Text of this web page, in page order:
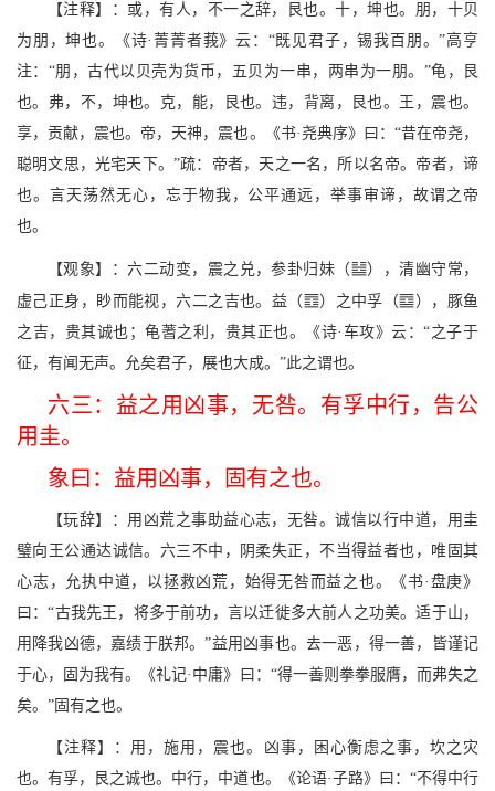
【注释】：或，有人，不一之辞，艮也。十，坤也。朋，十贝
为朋，坤也。《诗·菁菁者莪》云：“既见君子，锡我百朋。”高亨
注：“朋，古代以贝壳为货币，五贝为一串，两串为一朋。”龟，艮
也。弗，不，坤也。克，能，艮也。违，背离，艮也。王，震也。
享，贡献，震也。帝，天神，震也。《书·尧典序》曰：“昔在帝尧，
聪明文思，光宅天下。”疏：帝者，天之一名，所以名帝。帝者，谛
也。言天荡然无心，忘于物我，公平通远，举事审谛，故谓之帝
也。
【观象】：六二动变，震之兑，参卦归妹（I），清幽守常，
虚己正身，眇而能视，六二之吉也。益（S）之中孚（M），豚鱼
之吉，贵其诚也；龟蓍之利，贵其正也。《诗·车攻》云：“之子于
征，有闻无声。允矣君子，展也大成。”此之谓也。
六三：益之用凶事，无咎。有孚中行，告公
用圭。
象曰：益用凶事，固有之也。
【玩辞】：用凶荒之事助益心志，无咎。诚信以行中道，用圭
璧向王公通达诚信。六三不中，阴柔失正，不当得益者也，唯固其
心志，允执中道，以拯救凶荒，始得无咎而益之也。《书·盘庚》
曰：“古我先王，将多于前功，言以迁徙多大前人之功美。适于山，
用降我凶德，嘉绩于朕邦。”益用凶事也。去一恶，得一善，皆谨记
于心，固为我有。《礼记·中庸》曰：“得一善则拳拳服膺，而弗失之
矣。”固有之也。
【注释】：用，施用，震也。凶事，困心衡虑之事，坎之灾
也。有孚，艮之诚也。中行，中道也。《论语·子路》曰：“不得中行